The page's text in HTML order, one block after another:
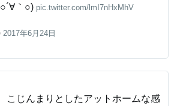
｀○) pic.twitter.com/lmI7nHxMhV
2017年6月24日
こじんまりとしたアットホームな感